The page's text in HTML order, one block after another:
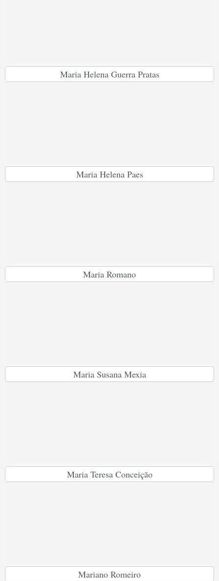
Maria Helena Guerra Pratas
Maria Helena Paes
Maria Romano
Maria Susana Mexia
Maria Teresa Conceição
Mariano Romeiro